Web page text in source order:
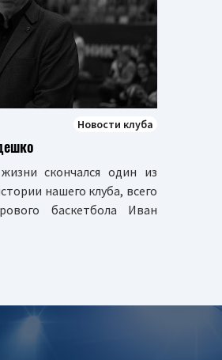
Новости клуба
скончался один из
нашего клуба, всего
баскетбола Иван